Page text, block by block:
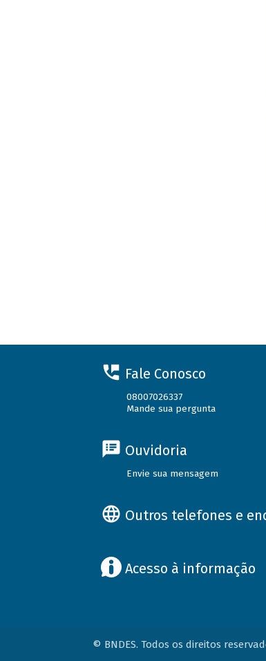
Fale Conosco
08007026337
Mande sua pergunta
Ouvidoria
Envie sua mensagem
Outros telefones e
Acesso à informação
© BNDES. Todos os direitos